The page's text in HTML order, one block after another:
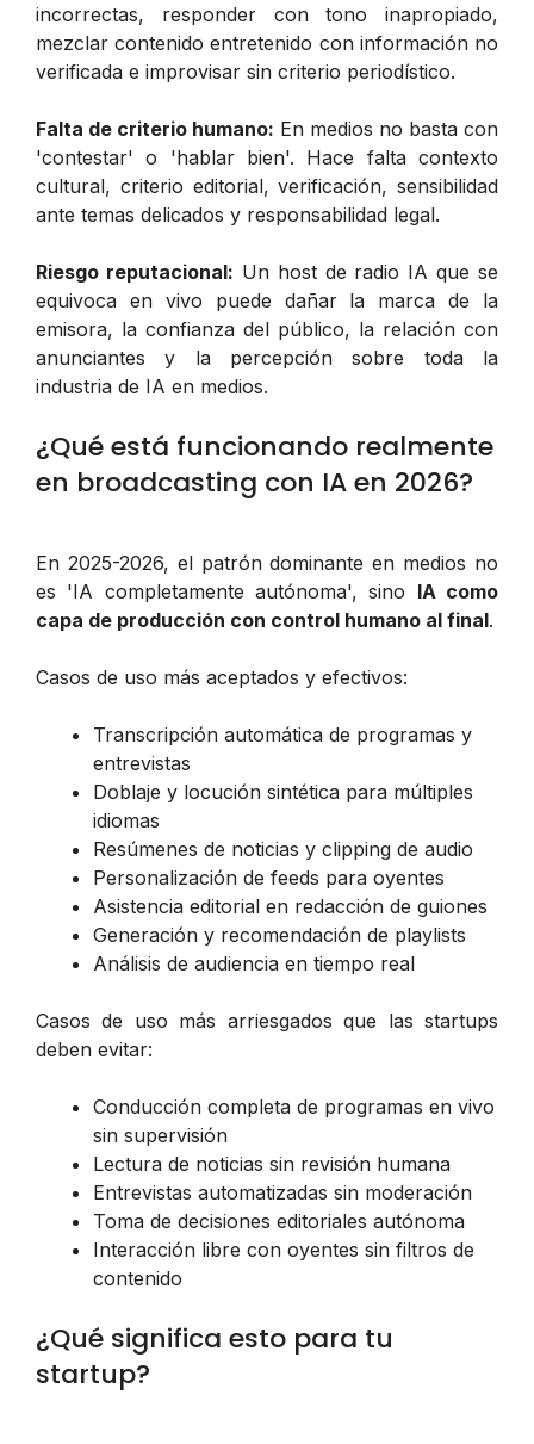
incorrectas, responder con tono inapropiado,
mezclar contenido entretenido con información no
verificada e improvisar sin criterio periodístico.
Falta de criterio humano: En medios no basta con
'contestar' o 'hablar bien'. Hace falta contexto
cultural, criterio editorial, verificación, sensibilidad
ante temas delicados y responsabilidad legal.
Riesgo reputacional: Un host de radio IA que se
equivoca en vivo puede dañar la marca de la
emisora, la confianza del público, la relación con
anunciantes y la percepción sobre toda la
industria de IA en medios.
¿Qué está funcionando realmente
en broadcasting con IA en 2026?
En 2025-2026, el patrón dominante en medios no
es 'IA completamente autónoma', sino IA como
capa de producción con control humano al final.
Casos de uso más aceptados y efectivos:
Transcripción automática de programas y
entrevistas
Doblaje y locución sintética para múltiples
idiomas
Resúmenes de noticias y clipping de audio
Personalización de feeds para oyentes
Asistencia editorial en redacción de guiones
Generación y recomendación de playlists
Análisis de audiencia en tiempo real
Casos de uso más arriesgados que las startups
deben evitar:
Conducción completa de programas en vivo
sin supervisión
Lectura de noticias sin revisión humana
Entrevistas automatizadas sin moderación
Toma de decisiones editoriales autónoma
Interacción libre con oyentes sin filtros de
contenido
¿Qué significa esto para tu
startup?